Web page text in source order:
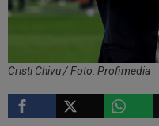
Cristi Chivu / Foto: Profimedia